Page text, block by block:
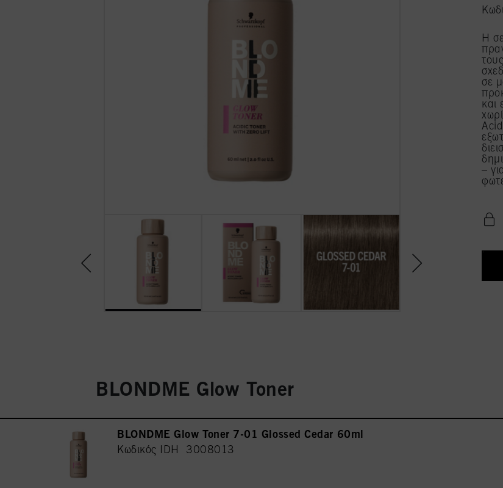
Η
σε
και
–
BLONDME Glow Toner
BLONDME Glow Toner 7-01 Glossed Cedar 60ml
Κωδικός IDH 3008013